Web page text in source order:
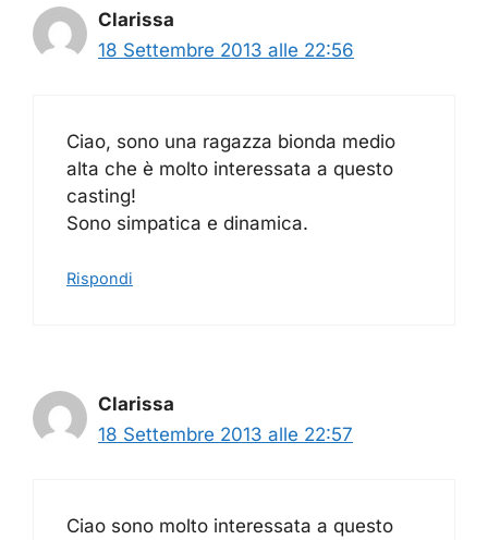
Clarissa
18 Settembre 2013 alle 22:56
Ciao, sono una ragazza bionda medio
alta che è molto interessata a questo
casting!
Sono simpatica e dinamica.
Rispondi
Clarissa
18 Settembre 2013 alle 22:57
Ciao sono molto interessata a questo